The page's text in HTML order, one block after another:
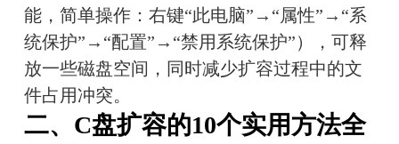
能，简单操作：右键“此电脑”→“属性”→“系
统保护”→“配置”→“禁用系统保护”），可释
放一些磁盘空间，同时减少扩容过程中的文
件占用冲突。
二、C盘扩容的10个实用方法全